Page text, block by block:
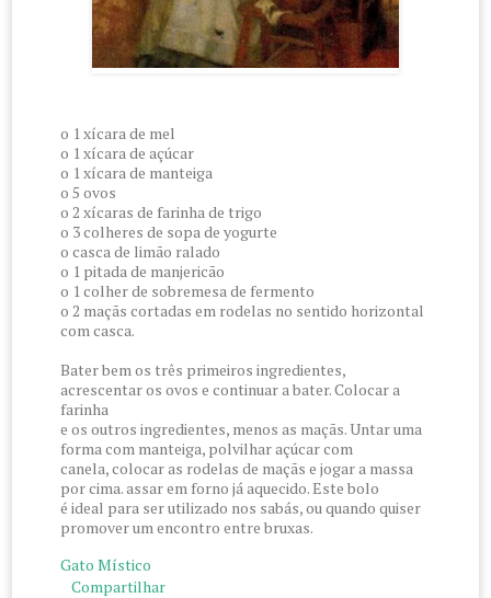
o 1 xícara de mel
o 1 xícara de açúcar
o 1 xícara de manteiga
o 5 ovos
o 2 xícaras de farinha de trigo
o 3 colheres de sopa de yogurte
o casca de limão ralado
o 1 pitada de manjericão
o 1 colher de sobremesa de fermento
o 2 maçãs cortadas em rodelas no sentido horizontal
com casca.
Bater bem os três primeiros ingredientes,
acrescentar os ovos e continuar a bater. Colocar a
farinha
e os outros ingredientes, menos as maçãs. Untar uma
forma com manteiga, polvilhar açúcar com
canela, colocar as rodelas de maçãs e jogar a massa
por cima. assar em forno já aquecido. Este bolo
é ideal para ser utilizado nos sabás, ou quando quiser
promover um encontro entre bruxas.
Gato Místico
Compartilhar